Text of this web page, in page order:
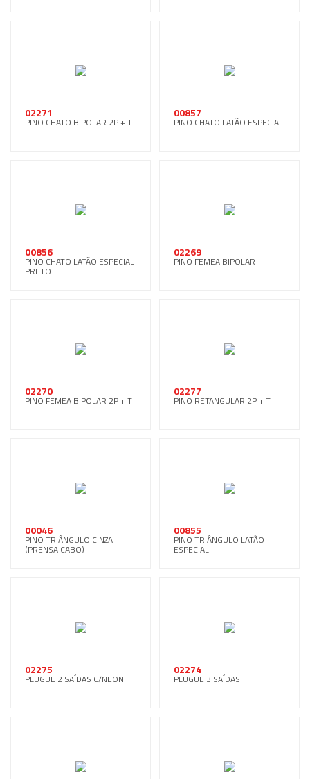
02271
PINO CHATO BIPOLAR 2P + T
00857
PINO CHATO LATÃO ESPECIAL
00856
PINO CHATO LATÃO ESPECIAL
PRETO
02269
PINO FEMEA BIPOLAR
02270
PINO FEMEA BIPOLAR 2P + T
02277
PINO RETANGULAR 2P + T
00046
PINO TRIÂNGULO CINZA
(PRENSA CABO)
00855
PINO TRIÂNGULO LATÃO
ESPECIAL
02275
PLUGUE 2 SAÍDAS C/NEON
02274
PLUGUE 3 SAÍDAS